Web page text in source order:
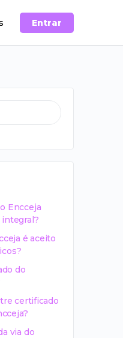
Entrar
Encceja
é aceito
do
certificado
via do